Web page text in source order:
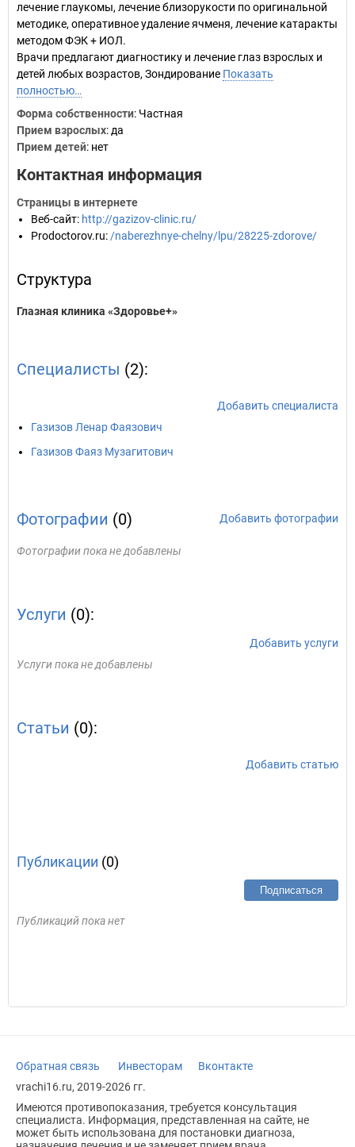
лечение глаукомы, лечение близорукости по оригинальной
методике, оперативное удаление ячменя, лечение катаракты
методом ФЭК + ИОЛ.
Врачи предлагают диагностику и лечение глаз взрослых и
детей любых возрастов, Зондирование Показать
полностью…
Форма собственности: Частная
Прием взрослых: да
Прием детей: нет
Контактная информация
Страницы в интернете
Веб-сайт: http://gazizov-clinic.ru/
Prodoctorov.ru: /naberezhnye-chelny/lpu/28225-zdorove/
Структура
Глазная клиника «Здоровье+»
Специалисты (2):
Добавить специалиста
Газизов Ленар Фаязович
Газизов Фаяз Музагитович
Фотографии (0) Добавить фотографии
Фотографии пока не добавлены
Услуги (0):
Добавить услуги
Услуги пока не добавлены
Статьи (0):
Добавить статью
Публикации (0)
Подписаться
Публикаций пока нет
Обратная связь Инвесторам
Вконтакте
vrachi16.ru, 2019-2026 гг.
Имеются противопоказания, требуется консультация
специалиста. Информация, представленная на сайте, не
может быть использована для постановки диагноза,